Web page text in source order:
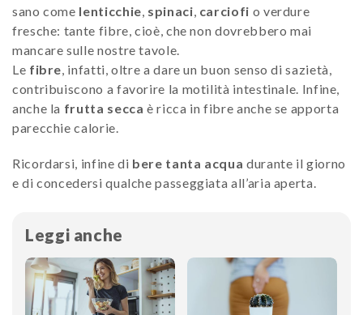
sano come lenticchie, spinaci, carciofi o verdure
fresche: tante fibre, cioè, che non dovrebbero mai
mancare sulle nostre tavole.
Le fibre, infatti, oltre a dare un buon senso di sazietà,
contribuiscono a favorire la motilità intestinale. Infine,
anche la frutta secca è ricca in fibre anche se apporta
parecchie calorie.
Ricordarsi, infine di bere tanta acqua durante il giorno
e di concedersi qualche passeggiata all’aria aperta.
Leggi anche